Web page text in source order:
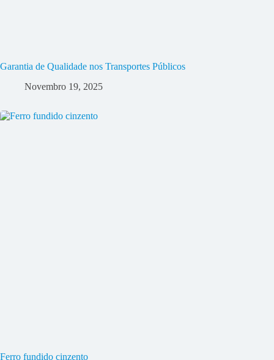
Garantia de Qualidade nos Transportes Públicos
Novembro 19, 2025
Ferro fundido cinzento